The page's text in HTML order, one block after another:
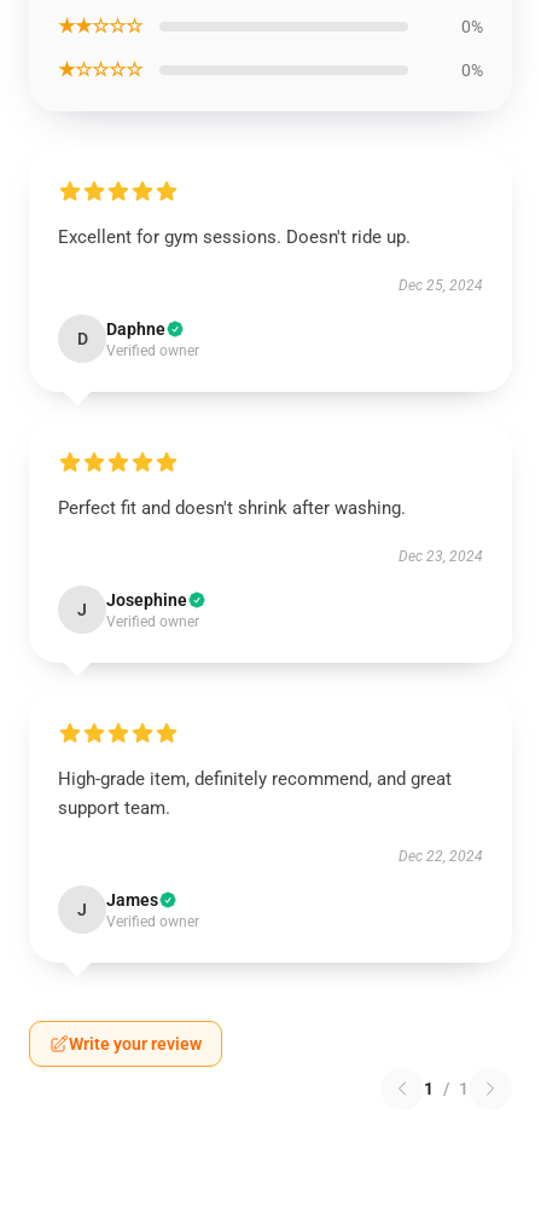
★★☆☆☆ 0%
★☆☆☆☆ 0%
Excellent for gym sessions. Doesn't ride up.
Dec 25, 2024
D Daphne
Verified owner
Perfect fit and doesn't shrink after washing.
Dec 23, 2024
J Josephine
Verified owner
High-grade item, definitely recommend, and great
support team.
Dec 22, 2024
J James
Verified owner
Write your review
1 / 1